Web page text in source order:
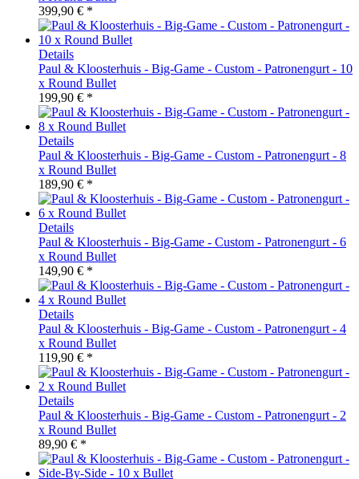
399,90 € *
Details
Paul & Kloosterhuis - Big-Game - Custom - Patronengurt - 10
x Round Bullet
199,90 € *
Details
Paul & Kloosterhuis - Big-Game - Custom - Patronengurt - 8
x Round Bullet
189,90 € *
Details
Paul & Kloosterhuis - Big-Game - Custom - Patronengurt - 6
x Round Bullet
149,90 € *
Details
Paul & Kloosterhuis - Big-Game - Custom - Patronengurt - 4
x Round Bullet
119,90 € *
Details
Paul & Kloosterhuis - Big-Game - Custom - Patronengurt - 2
x Round Bullet
89,90 € *